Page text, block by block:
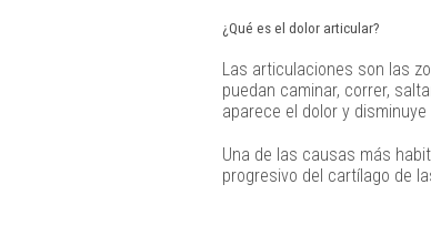
¿Qué es el dolor articular?
Las articulaciones son las
puedan caminar, correr,
aparece el dolor y disminuye
Una de las causas más
progresivo del cartílago de